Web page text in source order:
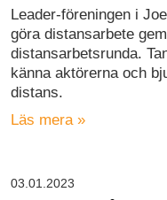
Leader-föreningen i
göra distansarbete
distansarbetsrunda.
känna aktörerna och
distans.
Läs mera »
03.01.2023